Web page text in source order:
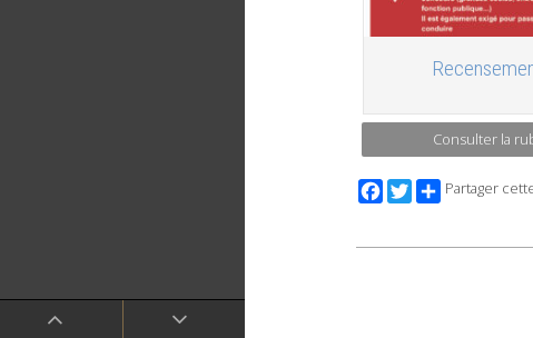
Consulter la
FacebookTwitterPartager